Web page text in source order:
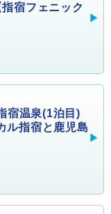
宿フェニック
宿温泉(1泊目)
ル指宿と鹿児島